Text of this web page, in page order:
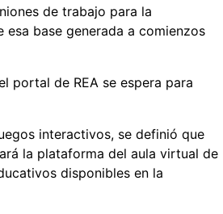
de trabajo para la
base generada a comienzos
portal de REA se espera para
interactivos, se definió que
la plataforma del aula virtual de
disponibles en la